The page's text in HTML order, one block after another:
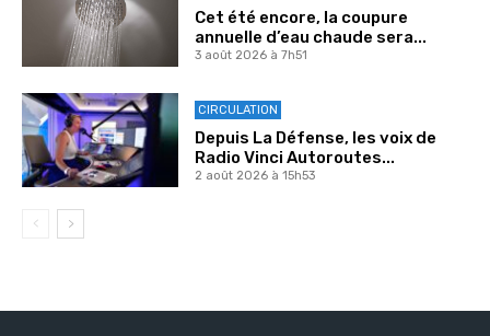
Cet été encore, la coupure
annuelle d’eau chaude sera...
3 août 2026 à 7h51
CIRCULATION
Depuis La Défense, les voix de
Radio Vinci Autoroutes...
2 août 2026 à 15h53